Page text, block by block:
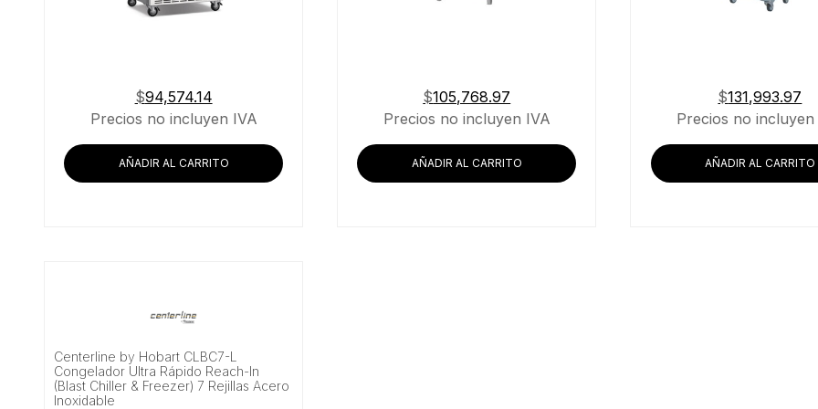
$94,574.14
Precios no incluyen IVA
AÑADIR AL CARRITO
$105,768.97
Precios no incluyen IVA
AÑADIR AL CARRITO
$131,993.97
Precios no incluyen
AÑADIR AL CARRITO
Centerline by Hobart CLBC7-L
Congelador Ultra Rápido Reach-In
(Blast Chiller & Freezer) 7 Rejillas Acero
Inoxidable